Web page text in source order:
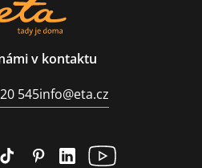
v kontaktu
545info@eta.cz